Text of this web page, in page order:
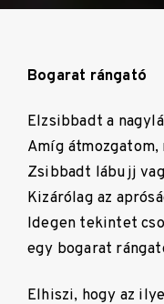
Bogarat rángató
Elzsibbadt a
Amíg
Zsibbadt lábujj
Kizárólag az
Idegen tekintet
egy bogarat
Elhiszi, hogy az